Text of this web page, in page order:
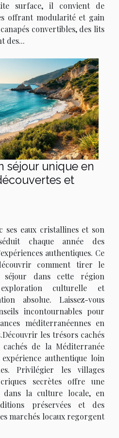
surface, il convient de
offrant modularité et gain
convertibles, des lits
des...
séjour unique en
et
ses eaux cristallines et son
chaque année des
authentiques. Ce
comment tirer le
dans cette région
culturelle et
absolue. Laissez-vous
incontournables pour
méditerranéennes en
les trésors cachés
de la Méditerranée
authentique loin
Privilégier les villages
secrètes offre une
dans la culture locale, en
préservées et des
marchés locaux regorgent